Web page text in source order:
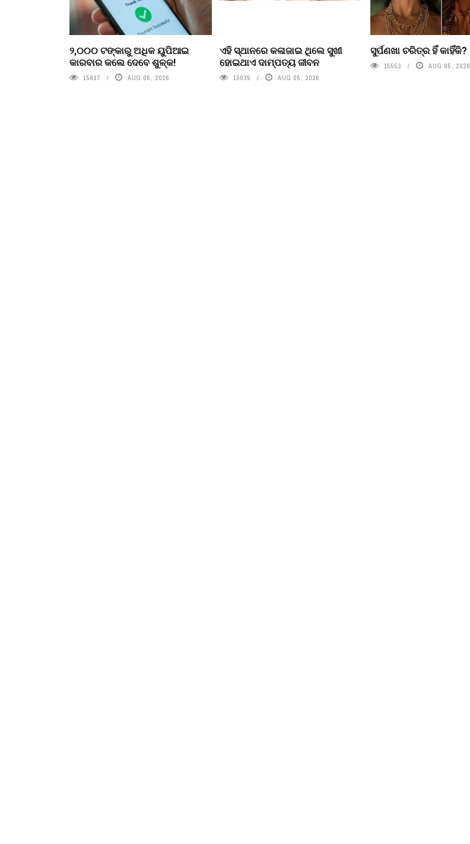
୨,୦୦୦ ଟଙ୍କାରୁ ଅଧିକ ୟୁପିଆଇ
କାରବାର କଲେ ଦେବେ ଶୁଳ୍କ!
15617 AUG 05, 2026
ଏହି ସ୍ଥାନରେ କଳାଜାଇ ଥିଲେ ସୁଖୀ
ହୋଇଥାଏ ଦାମ୍ପତ୍ୟ ଜୀବନ
15035 AUG 05, 2026
ସୁର୍ପଣଖା ଚରିତ୍ର ହିଁ କାହିଁକି?
15553 AUG 05, 2026